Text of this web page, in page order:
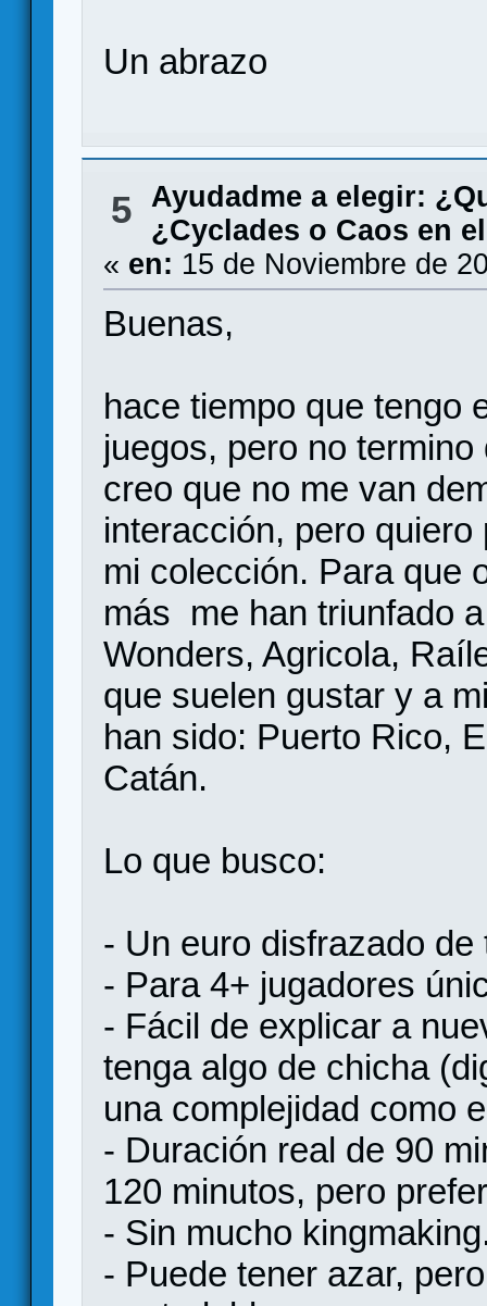
Un abrazo
5 Ayudadme a elegir:
¿Cyclades o Caos en
« en: 15 de Noviembre de
Buenas,
hace tiempo que tengo
juegos, pero no
creo que no me van
interacción, pero
mi colección. Para que
más me han triunfado
Wonders, Agricola,
que suelen gustar y a
han sido: Puerto Rico,
Catán.
Lo que busco:
- Un euro disfrazado
- Para 4+ jugadores
- Fácil de explicar a
tenga algo de chicha
una complejidad como
- Duración real de 90
120 minutos, pero
- Sin mucho
- Puede tener azar,